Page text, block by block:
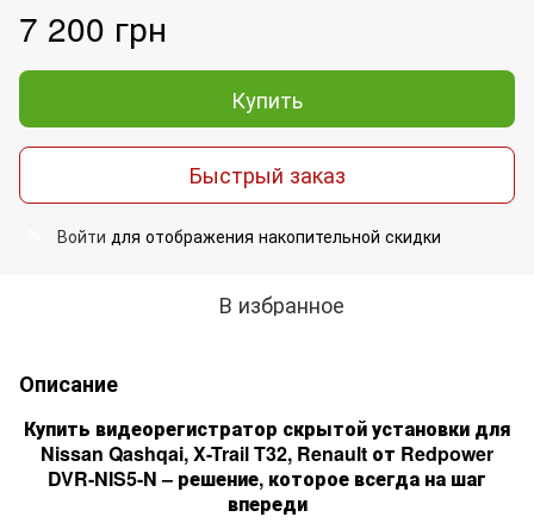
7 200 грн
Купить
Быстрый заказ
Войти для отображения накопительной скидки
В избранное
Описание
Купить видеорегистратор скрытой установки для
Nissan Qashqai, X-Trail T32, Renault от Redpower
DVR-NIS5-N – решение, которое всегда на шаг
впереди